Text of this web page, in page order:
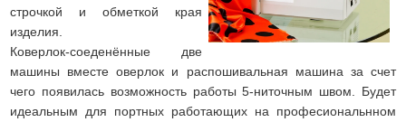
строчкой и обметкой края
изделия.
Коверлок-соеденённые две
машины вместе оверлок и распошивальная машина за счет
чего появилась возможность работы 5-ниточным швом. Будет
идеальным для портных работающих на професиональнном